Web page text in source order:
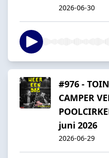
2026-06-30
#976 -
CAMPER
juni 2026
2026-06-29